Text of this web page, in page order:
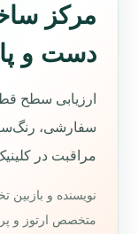
مرکز
دست و پا
ارزیابی سطح
سفارشی،
مراقبت در
نویسنده و
متخصص ارتوز و